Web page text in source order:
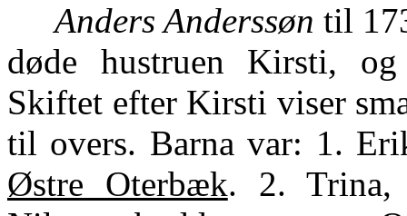
Anders Anderssøn til
døde hustruen Kirsti,
Skiftet efter Kirsti viser
til overs. Barna var: 1.
Østre Oterbæk. 2. Trina,